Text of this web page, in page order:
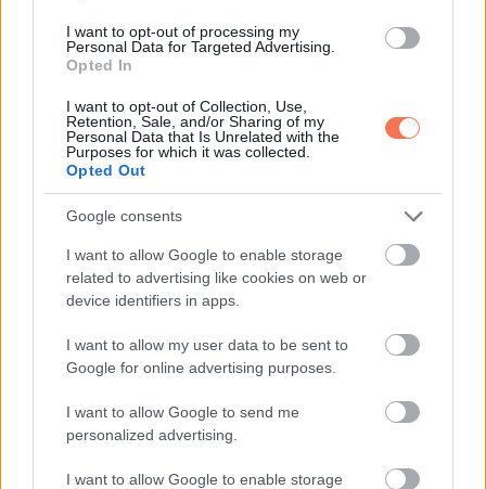
I want to opt-out of processing my
Personal Data for Targeted Advertising.
Opted In
I want to opt-out of Collection, Use,
Retention, Sale, and/or Sharing of my
Personal Data that Is Unrelated with the
Purposes for which it was collected.
Opted Out
Google consents
I want to allow Google to enable storage
related to advertising like cookies on web or
device identifiers in apps.
I want to allow my user data to be sent to
Google for online advertising purposes.
I want to allow Google to send me
personalized advertising.
I want to allow Google to enable storage